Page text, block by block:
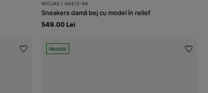
WOJAS / 46412-64
Sneakers damă bej cu model în relief
549.00 Lei
Noutăți